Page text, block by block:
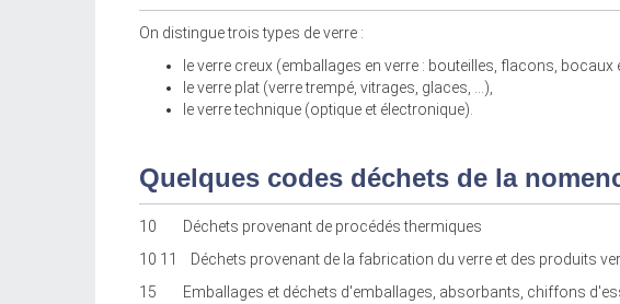
On distingue trois types de verre :
le verre creux (emballages en verre : bouteilles, flacons, bocaux
le verre plat (verre trempé, vitrages, glaces, …),
le verre technique (optique et électronique).
Quelques codes déchets de la
10 Déchets provenant de procédés thermiques
10 11 Déchets provenant de la fabrication du verre et des produits
15 Emballages et déchets d'emballages, absorbants, chiffons